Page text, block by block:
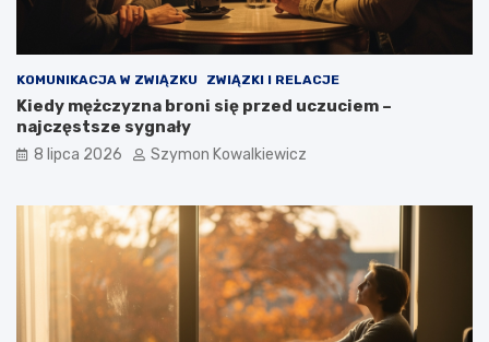
KOMUNIKACJA W ZWIĄZKU ZWIĄZKI I RELACJE
Kiedy mężczyzna broni się przed uczuciem –
najczęstsze sygnały
8 lipca 2026 Szymon Kowalkiewicz